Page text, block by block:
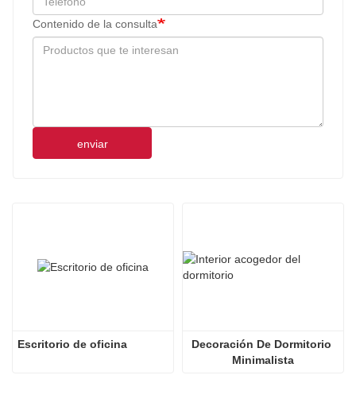
Contenido de la consulta
enviar
Escritorio de oficina
Decoración De Dormitorio
Minimalista